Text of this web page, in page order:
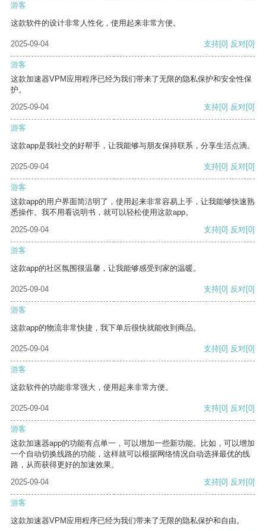
游客
这款软件的设计非常人性化，使用起来非常方便。
2025-09-04 支持[0] 反对[0]
游客
这款加速器VPM应用程序已经为我们带来了无限的隐私保护和安全性保
护。
2025-09-04
支持[0] 反对[0]
游客
这款app是我社交的好帮手，让我能够与朋友保持联系，分享生活点滴。
2025-09-04 支持[0] 反对[0]
游客
这款app的用户界面简洁明了，使用起来非常容易上手，让我能够快速熟
悉操作。我不用看说明书，就可以轻松使用这款app。
2025-09-04
支持[0] 反对[0]
游客
这款app的社区氛围很温馨，让我能够感受到家的温暖。
2025-09-04 支持[0] 反对[0]
游客
这款app的物流非常快捷，我下单后很快就能收到商品。
2025-09-04 支持[0] 反对[0]
游客
这款软件的功能非常强大，使用起来非常方便。
2025-09-04 支持[0] 反对[0]
游客
这款加速器app的功能有点单一，可以增加一些新功能。比如，可以增加
一个自动切换线路的功能，这样就可以根据网络情况自动选择最优的线
路，从而获得更好的加速效果。
2025-09-04
支持[0] 反对[0]
游客
这款加速器VPM应用程序已经为我们带来了无限的隐私保护和自由。